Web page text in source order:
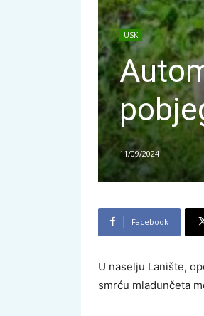
USK
11/09/2024
Facebook
U naselju Lanište,
smrću mladunčeta